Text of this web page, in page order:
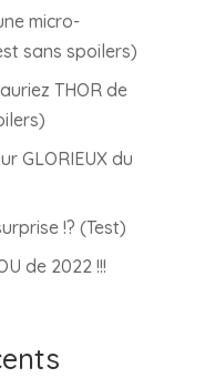
micro-
sans spoilers)
THOR de
GLORIEUX du
!? (Test)
de 2022 !!!